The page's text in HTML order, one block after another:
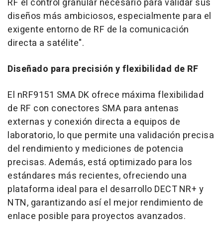
RF el control granular necesario para validar sus
diseños más ambiciosos, especialmente para el
exigente entorno de RF de la comunicación
directa a satélite".
Diseñado para precisión y flexibilidad de RF
El nRF9151 SMA DK ofrece máxima flexibilidad
de RF con conectores SMA para antenas
externas y conexión directa a equipos de
laboratorio, lo que permite una validación precisa
del rendimiento y mediciones de potencia
precisas. Además, está optimizado para los
estándares más recientes, ofreciendo una
plataforma ideal para el desarrollo DECT NR+ y
NTN, garantizando así el mejor rendimiento de
enlace posible para proyectos avanzados.